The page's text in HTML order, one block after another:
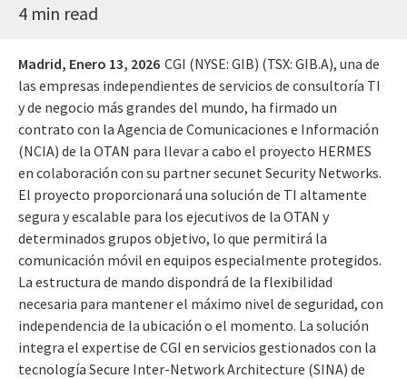
4 min read
Madrid, Enero 13, 2026 CGI (NYSE: GIB) (TSX: GIB.A), una de
las empresas independientes de servicios de consultoría TI
y de negocio más grandes del mundo, ha firmado un
contrato con la Agencia de Comunicaciones e Información
(NCIA) de la OTAN para llevar a cabo el proyecto HERMES
en colaboración con su partner secunet Security Networks.
El proyecto proporcionará una solución de TI altamente
segura y escalable para los ejecutivos de la OTAN y
determinados grupos objetivo, lo que permitirá la
comunicación móvil en equipos especialmente protegidos.
La estructura de mando dispondrá de la flexibilidad
necesaria para mantener el máximo nivel de seguridad, con
independencia de la ubicación o el momento. La solución
integra el expertise de CGI en servicios gestionados con la
tecnología Secure Inter-Network Architecture (SINA) de